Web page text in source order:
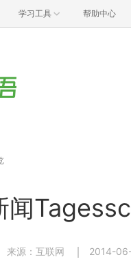
学习工具 帮助中心
闻
来源：互联网 2014-